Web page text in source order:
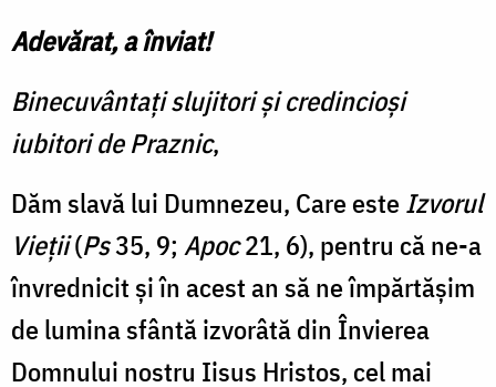
Adevărat, a înviat!
Binecuvântați slujitori și credincioși
iubitori de Praznic,
Dăm slavă lui Dumnezeu, Care esteIzvorul
Vieții(Ps35, 9; Apoc21, 6), pentru că ne-a
învrednicit și în acest an să ne împărtășim
de lumina sfântă izvorâtă din Învierea
Domnului nostru Iisus Hristos, cel mai